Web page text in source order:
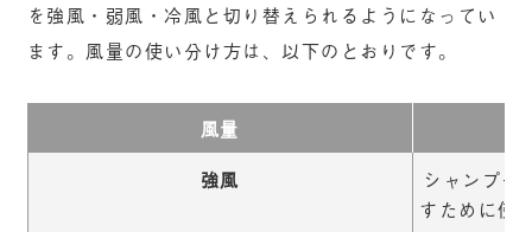
を強風・弱風・冷風と切り替えられるようになってい
ます。風量の使い分け方は、以下のとおりです。
風量
強風
シャンプー
すために使